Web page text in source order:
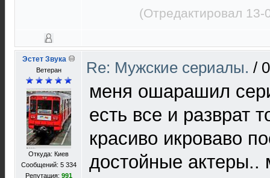
(Отредактировал
Эстет Звука
Ветеран
Откуда: Киев
Сообщений: 5 334
Репутация: 991
Re: Мужские сериалы. /
меня ошарашил
есть все и разврат
красиво икроваво
достойные актеры..